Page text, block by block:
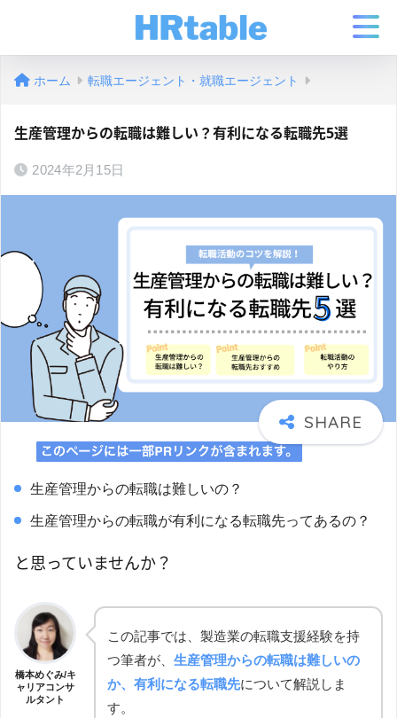
ホーム 転職エージェント・就職エージェント
生産管理からの転職は難しい？有利になる転職先5選
2024年2月15日
生産管理からの転職は難しいの？
生産管理からの転職が有利になる転職先ってあるの？
と思っていませんか？
橋本めぐみ/キ
ャリアコンサ
ルタント
この記事では、製造業の転職支援経験を持
つ筆者が、 生産管理からの転職は難しいの
か、有利になる転職先について解説しま
す。